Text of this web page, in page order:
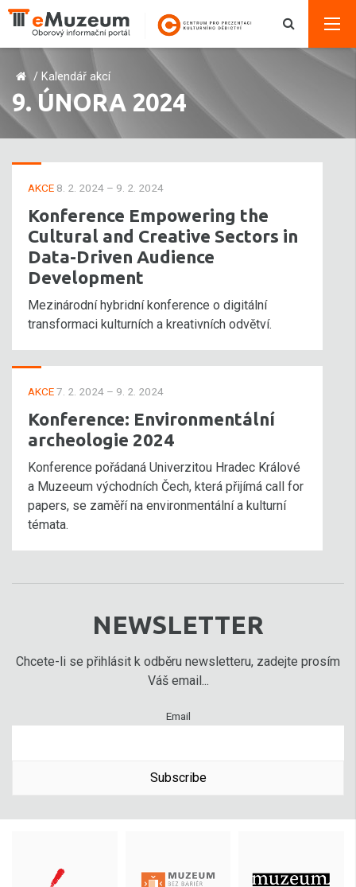
/ Kalendář akcí
9. ÚNORA 2024
AKCE 8. 2. 2024 – 9. 2. 2024
Konference Empowering the
Cultural and Creative Sectors in
Data-Driven Audience
Development
Mezinárodní hybridní konference o digitální
transformaci kulturních a kreativních odvětví.
AKCE7. 2. 2024 – 9. 2. 2024
Konference: Environmentální
archeologie 2024
Konference pořádaná Univerzitou Hradec Králové
a Muzeeum východních Čech, která přijímá call for
papers, se zaměří na environmentální a kulturní
témata.
NEWSLETTER
Chcete-li se přihlásit k odběru newsletteru, zadejte prosím
Váš email...
Email
Subscribe